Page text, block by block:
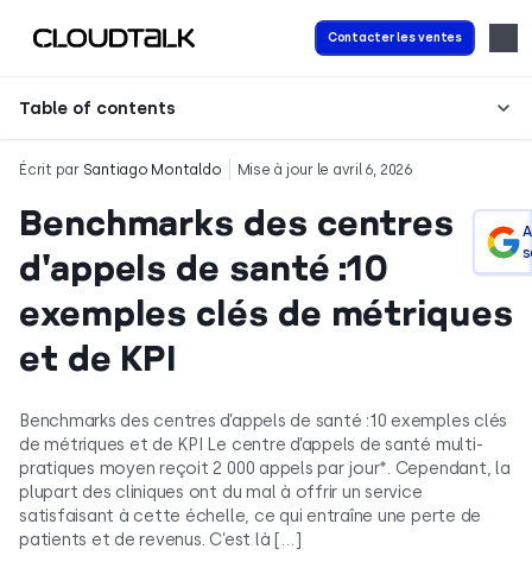
Contacter les ventes
Table of contents
Écrit par Santiago Montaldo Mise à jour le avril 6, 2026
Benchmarks des centres
d'appels de santé :10
exemples clés de métriques
et de KPI
Benchmarks des centres d’appels de santé :10 exemples clés
de métriques et de KPI Le centre d’appels de santé multi-
pratiques moyen reçoit 2 000 appels par jour*. Cependant, la
plupart des cliniques ont du mal à offrir un service
satisfaisant à cette échelle, ce qui entraîne une perte de
patients et de revenus. C’est là […]